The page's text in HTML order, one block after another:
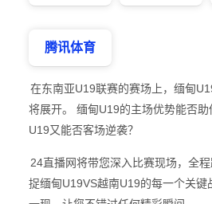
腾讯体育
在东南亚U19联赛的赛场上，缅甸
将展开。 缅甸U19的主场优势能否
U19又能否客场逆袭？
24直播网将带您深入比赛现场，全
捉缅甸U19VS越南U19的每一个关键